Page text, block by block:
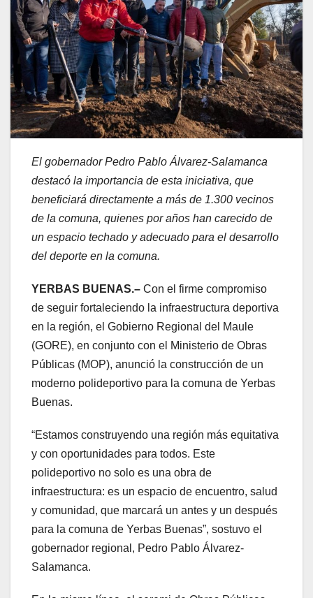
El gobernador Pedro Pablo Álvarez-Salamanca
destacó la importancia de esta iniciativa, que
beneficiará directamente a más de 1.300 vecinos
de la comuna, quienes por años han carecido de
un espacio techado y adecuado para el desarrollo
del deporte en la comuna.
YERBAS BUENAS.– Con el firme compromiso
de seguir fortaleciendo la infraestructura deportiva
en la región, el Gobierno Regional del Maule
(GORE), en conjunto con el Ministerio de Obras
Públicas (MOP), anunció la construcción de un
moderno polideportivo para la comuna de Yerbas
Buenas.
“Estamos construyendo una región más equitativa
y con oportunidades para todos. Este
polideportivo no solo es una obra de
infraestructura: es un espacio de encuentro, salud
y comunidad, que marcará un antes y un después
para la comuna de Yerbas Buenas”, sostuvo el
gobernador regional, Pedro Pablo Álvarez-
Salamanca.